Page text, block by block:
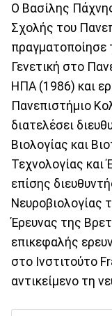
O Βασίλης
Σχολής του
πραγματοποίησε
Γενετική στο
ΗΠΑ (1986) και
Πανεπιστήμιο
διατελέσει
Βιολογίας και
Τεχνολογίας
επίσης
Νευροβιολογίας
Έρευνας της
επικεφαλής
στο Ινστιτούτο
αντικείμενο τη